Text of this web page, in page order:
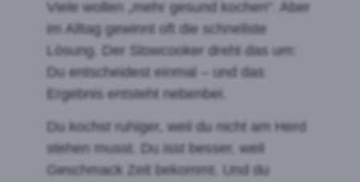
Viele wollen „mehr gesund kochen“. Aber
im Alltag gewinnt oft die schnellste
Lösung. Der Slowcooker dreht das um:
Du entscheidest einmal – und das
Ergebnis entsteht nebenbei.
Du kochst ruhiger, weil du nicht am Herd
stehen musst. Du isst besser, weil
Geschmack Zeit bekommt. Und du